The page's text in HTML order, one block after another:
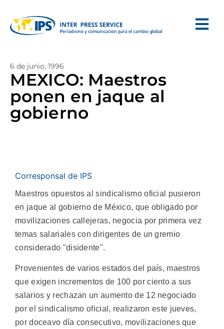
6 de junio, 1996
MEXICO: Maestros
ponen en jaque al
gobierno
Corresponsal de IPS
Maestros opuestos al sindicalismo oficial pusieron
en jaque al gobierno de México, que obligado por
movilizaciones callejeras, negocia por primera vez
temas salariales con dirigentes de un gremio
considerado "disidente".
Provenientes de varios estados del país, maestros
que exigen incrementos de 100 por ciento a sus
salarios y rechazan un aumento de 12 negociado
por el sindicalismo oficial, realizaron este jueves,
por doceavo día consecutivo, movilizaciones que